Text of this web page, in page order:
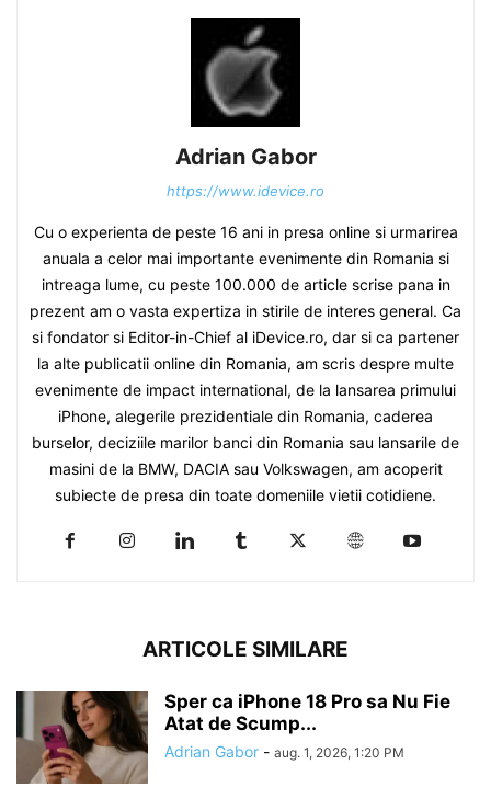
Adrian Gabor
https://www.idevice.ro
Cu o experienta de peste 16 ani in presa online si urmarirea
anuala a celor mai importante evenimente din Romania si
intreaga lume, cu peste 100.000 de article scrise pana in
prezent am o vasta expertiza in stirile de interes general. Ca
si fondator si Editor-in-Chief al iDevice.ro, dar si ca partener
la alte publicatii online din Romania, am scris despre multe
evenimente de impact international, de la lansarea primului
iPhone, alegerile prezidentiale din Romania, caderea
burselor, deciziile marilor banci din Romania sau lansarile de
masini de la BMW, DACIA sau Volkswagen, am acoperit
subiecte de presa din toate domeniile vietii cotidiene.
ARTICOLE SIMILARE
Sper ca iPhone 18 Pro sa Nu Fie
Atat de Scump...
Adrian Gabor - aug. 1, 2026, 1:20 PM